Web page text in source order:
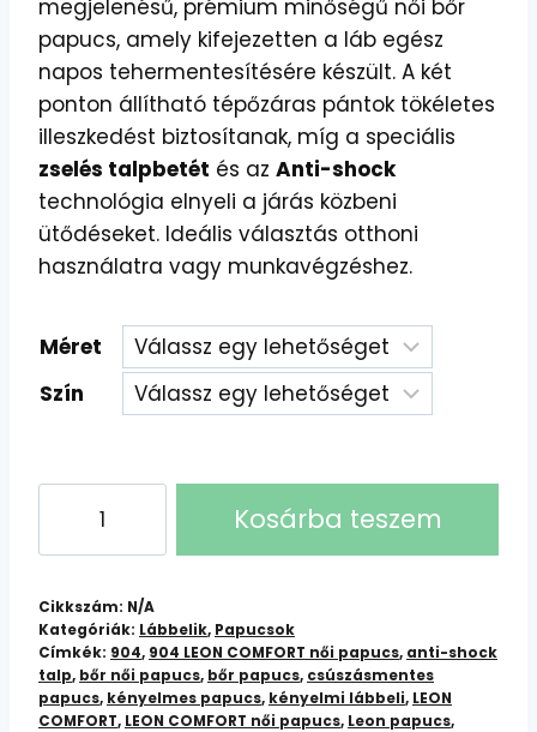
megjelenésű, prémium minőségű női bőr
papucs, amely kifejezetten a láb egész
napos tehermentesítésére készült. A két
ponton állítható tépőzáras pántok tökéletes
illeszkedést biztosítanak, míg a speciális
zselés talpbetét és az Anti-shock
technológia elnyeli a járás közbeni
ütődéseket. Ideális választás otthoni
használatra vagy munkavégzéshez.
Méret
Szín
COMFORT
Női
bőr
papucs
904
mennyiség
Kosárba teszem
Cikkszám: N/A
Kategóriák: Lábbelik, Papucsok
Címkék: 904, 904 LEON COMFORT női papucs, anti-shock
talp, bőr női papucs, bőr papucs, csúszásmentes
papucs, kényelmes papucs, kényelmi lábbeli, LEON
COMFORT, LEON COMFORT női papucs, Leon papucs,